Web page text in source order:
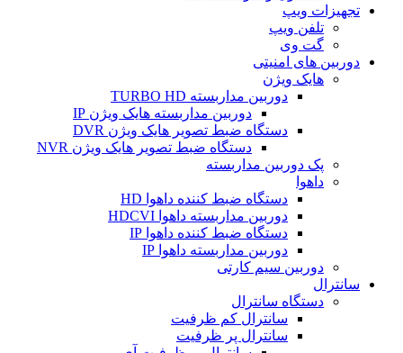
تجهیزات ویپ
تلفن ویپ
گت وی
دوربین های امنیتی
هایک ویژن
دوربین مداربسته TURBO HD
دوربین مداربسته هایک ویژن IP
دستگاه ضبط تصویر هایک ویژن DVR
دستگاه ضبط تصویر هایک ویژن NVR
پک دوربین مداربسته
داهوا
دستگاه ضبط کننده داهوا HD
دوربین مداربسته داهوا HDCVI
دستگاه ضبط کننده داهوا IP
دوربین مداربسته داهوا IP
دوربین سیم کارتی
سانترال
دستگاه سانترال
سانترال کم ظرفیت
سانترال پر ظرفیت